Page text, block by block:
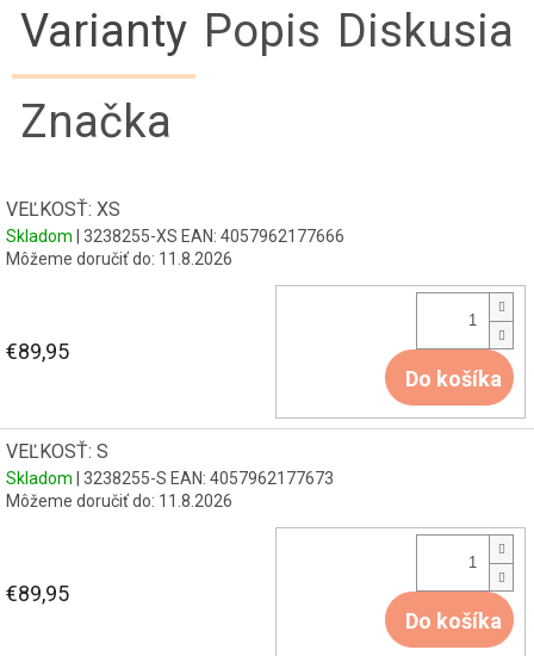
Varianty Popis Diskusia
Značka
VEĽKOSŤ: XS
Skladom | 3238255-XS EAN: 4057962177666
Môžeme doručiť do: 11.8.2026
€89,95
Do košíka
VEĽKOSŤ: S
Skladom | 3238255-S EAN: 4057962177673
Môžeme doručiť do: 11.8.2026
€89,95
Do košíka